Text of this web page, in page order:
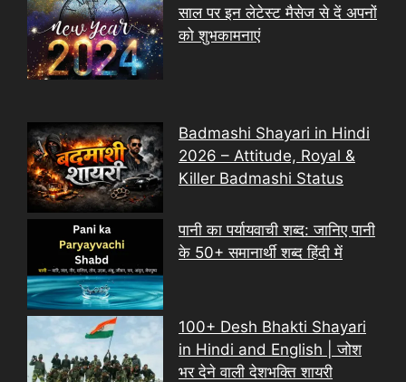
साल पर इन लेटेस्ट मैसेज से दें अपनों
को शुभकामनाएं
Badmashi Shayari in Hindi
2026 – Attitude, Royal &
Killer Badmashi Status
पानी का पर्यायवाची शब्द: जानिए पानी
के 50+ समानार्थी शब्द हिंदी में
100+ Desh Bhakti Shayari
in Hindi and English | जोश
भर देने वाली देशभक्ति शायरी